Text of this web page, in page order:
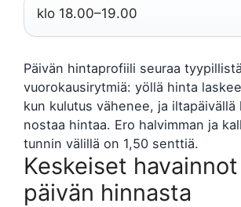
klo 18.00–19.00
Päivän hintaprofiili seuraa tyypillistä
vuorokausirytmiä: yöllä hinta
kun kulutus vähenee, ja iltapäivällä
nostaa hintaa. Ero halvimman ja
tunnin välillä on 1,50 senttiä.
Keskeiset
päivän hinnasta